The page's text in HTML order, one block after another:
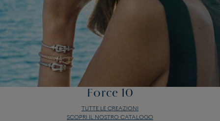
Force 10
TUTTE LE CREAZIONI
SCOPRI IL NOSTRO CATALOGO